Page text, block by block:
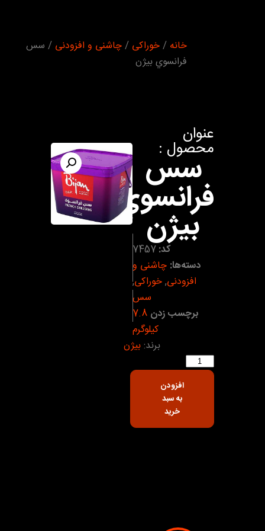
خانه /خوراکی /چاشنی و افزودنی / سس
فرانسوي بيژن
عنوان
محصول :
سس
فرانسوي
بيژن
کد:7457
دسته‌ها: چاشنی و
افزودنی,خوراکی,
سس
برچسب زدن 7.8
کیلوگرم
برند: بیژن
افزودن
به سبد
خرید